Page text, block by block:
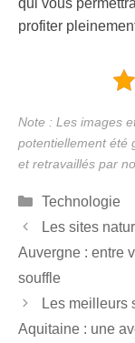
profiter
Catégories
Technologie
Les sites
Auvergne : entre
souffle
Les meilleurs
Aquitaine : une